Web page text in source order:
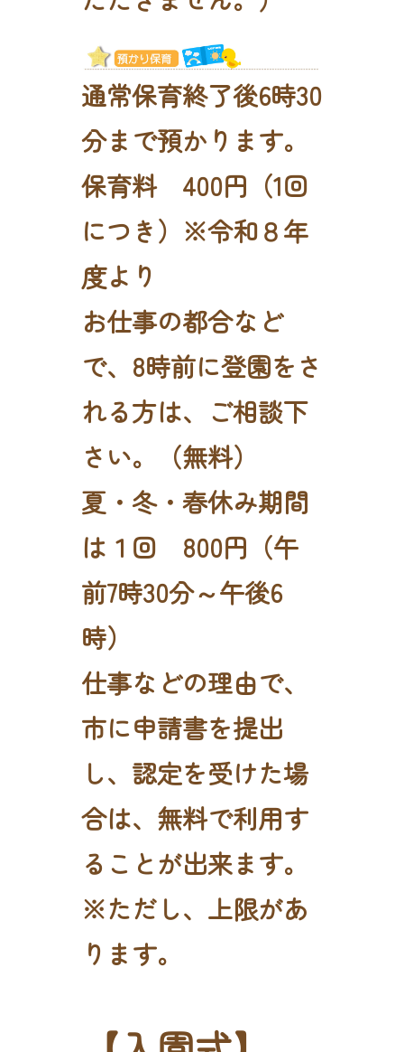
通常保育終了後6時30
分まで預かります。
保育料 400円（1回
につき）※令和８年
度より
お仕事の都合など
で、8時前に登園をさ
れる方は、ご相談下
さい。（無料）
夏・冬・春休み期間
は１回 800円（午
前7時30分～午後6
時）
仕事などの理由で、
市に申請書を提出
し、認定を受けた場
合は、無料で利用す
ることが出来ます。
※ただし、上限があ
ります。